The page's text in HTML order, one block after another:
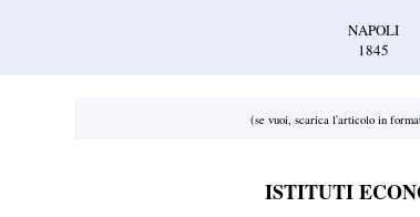
NAPOLI
1845
(se vuoi, scarica l'articolo in
ISTITUTI